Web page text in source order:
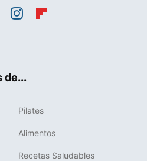
de...
Pilates
Alimentos
Recetas Saludables